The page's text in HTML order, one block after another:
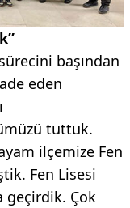
başından
eden
tuttuk.
ilçemize Fen
Fen Lisesi
geçirdik. Çok